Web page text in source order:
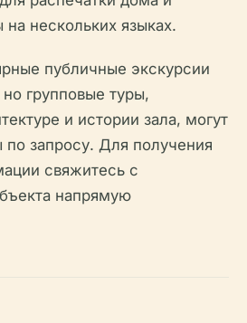
нескольких языках.
публичные экскурсии
групповые туры,
и истории зала, могут
по запросу. Для получения
свяжитесь с
напрямую